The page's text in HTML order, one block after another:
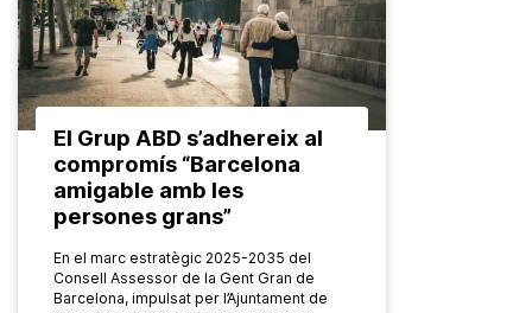
El Grup ABD s’adhereix al
compromís “Barcelona
amigable amb les
persones grans”
En el marc estratègic 2025-2035 del
Consell Assessor de la Gent Gran de
Barcelona, impulsat per l’Ajuntament de